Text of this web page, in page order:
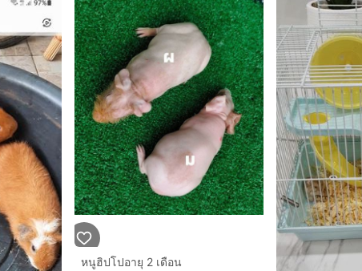
หนูฮิปโปอายุ 2 เดือน